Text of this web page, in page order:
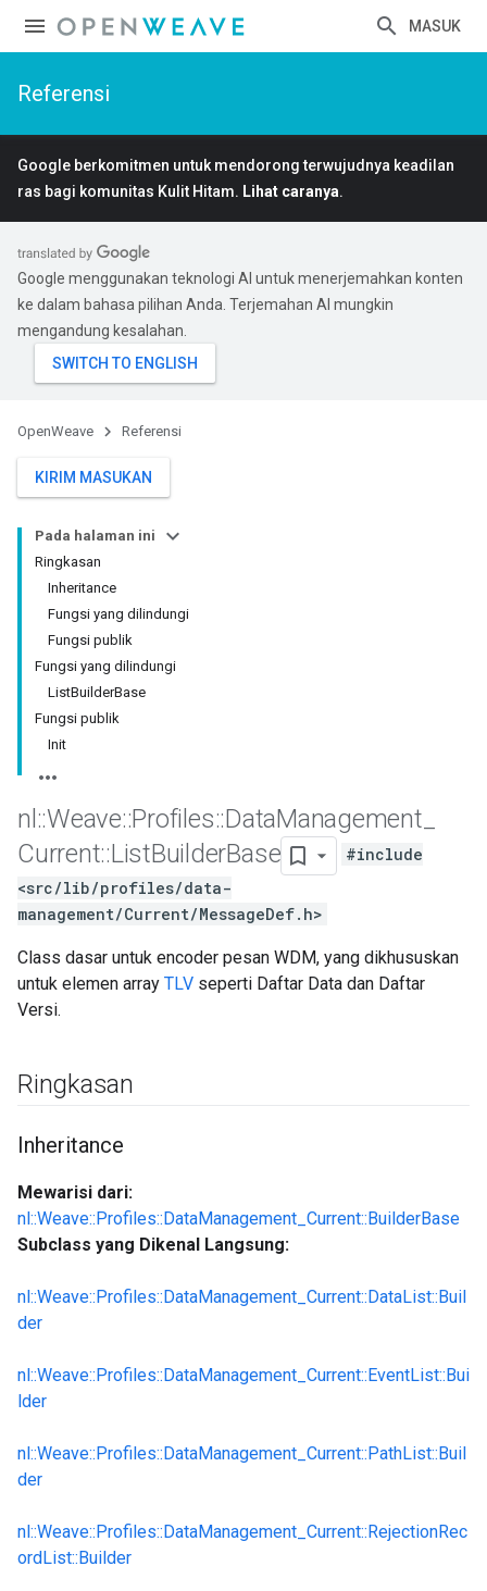
MASUK
Referensi
Google berkomitmen untuk mendorong terwujudnya keadilan
ras bagi komunitas Kulit Hitam. Lihat caranya.
Google menggunakan teknologi AI untuk menerjemahkan konten
ke dalam bahasa pilihan Anda. Terjemahan AI mungkin
mengandung kesalahan.
OpenWeave Referensi
KIRIM MASUKAN
Pada halaman ini
Ringkasan
Inheritance
Fungsi yang dilindungi
Fungsi publik
Fungsi yang dilindungi
ListBuilderBase
Fungsi publik
Init
nl ::Weave::Profiles::DataManagement
Current::ListBuilderBase
#include
<src/lib/profiles/data-
management/Current/MessageDef.h>
Class dasar untuk encoder pesan WDM, yang dikhususkan
untuk elemen array TLV seperti Daftar Data dan Daftar
Versi.
Ringkasan
Inheritance
Mewarisi dari:
nl::Weave::Profiles::DataManagement_Current::BuilderBase
Subclass yang Dikenal Langsung:
nl::Weave::Profiles::DataManagement_Current::DataList::Buil
der
nl::Weave::Profiles::DataManagement_Current::EventList::Bui
lder
nl::Weave::Profiles::DataManagement_Current::PathList::Buil
der
nl::Weave::Profiles::DataManagement_Current::RejectionRec
ordList::Builder